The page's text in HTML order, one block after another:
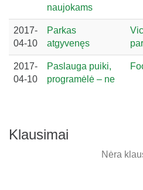
naujokams
2017-
04-10
Parkas
atgyvenęs
2017-
04-10
Paslauga puiki,
programėlė – ne
Klausimai
Nėra